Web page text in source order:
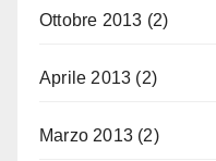
Ottobre 2013 (2)
Aprile 2013 (2)
Marzo 2013 (2)